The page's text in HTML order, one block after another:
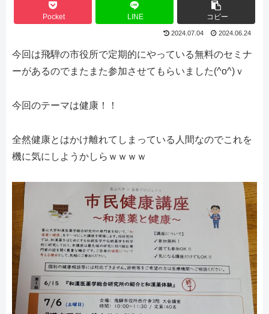
Pocket LINE コピー
2024.07.04 2024.06.24
今回は飛騨の市役所で定期的にやっている無料のセミナ
ーがあるのでまたまた参加させてもらいました(^o^)ｖ
今回のテーマは健康！！
全然健康とはかけ離れてしまっている人間なのでこれを
機に気にしようかしらｗｗｗｗ